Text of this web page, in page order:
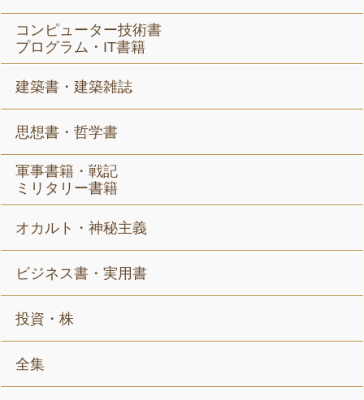
コンピューター技術書
プログラム・IT書籍
建築書・建築雑誌
思想書・哲学書
軍事書籍・戦記
ミリタリー書籍
オカルト・神秘主義
ビジネス書・実用書
投資・株
全集